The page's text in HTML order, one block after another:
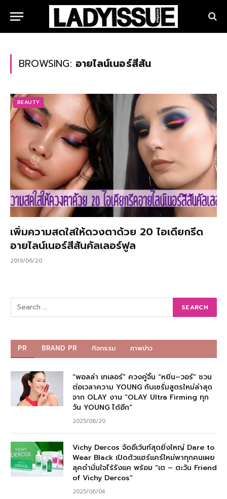
BROWSING: อายไลน์เนอร์สีสัน
BEAUTY
เพิ่มความสดใสให้ดวงตาด้วย 20 ไอเดียกรีด
อายไลน์เนอร์สีสันคัลเลอร์ฟูล
2019/06/20
PR BRAND PR กิจกรรม ภาพข่าว
“พอลล่า เทเลอร์” ควงคู่จิ้น “หยิ่น–วอร์” ชวน
ต่อเวลาความ YOUNG กับเซรั่มสูตรใหม่ล่าสุด
จาก OLAY งาน “OLAY Ultra Firming ทุก
วัน YOUNG ได้อีก”
2025/08/20
Vichy Dercos จัดอีเว้นท์สุดยิ่งใหญ่ Dare to
Wear Black เปิดตัวแฮร์แคร์ใหม่พาทุกคนเผย
ลุคดำมั่นใจไร้รังแค พร้อม “เต – ตะวัน Friend
of Vichy Dercos”
2025/06/04